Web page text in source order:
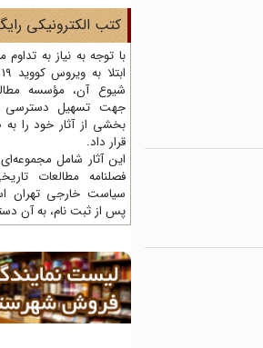
کتب الکترونیکی
با توجه به نیاز به
شیوع آن، مؤسسه
جهت تسهیل دسترسی
بخشی از آثار خود را به
قرار داد.
این آثار شامل
فصلنامه‌ مطالعات
سیاست خارجی تهران
پس از ثبت نام، به آن